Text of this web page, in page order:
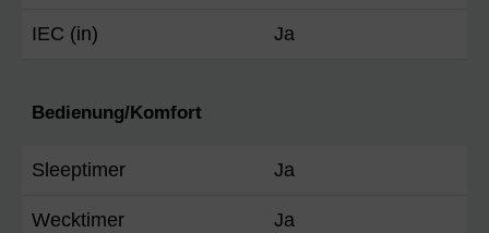
IEC (in) Ja
Bedienung/Komfort
Sleeptimer Ja
Wecktimer Ja